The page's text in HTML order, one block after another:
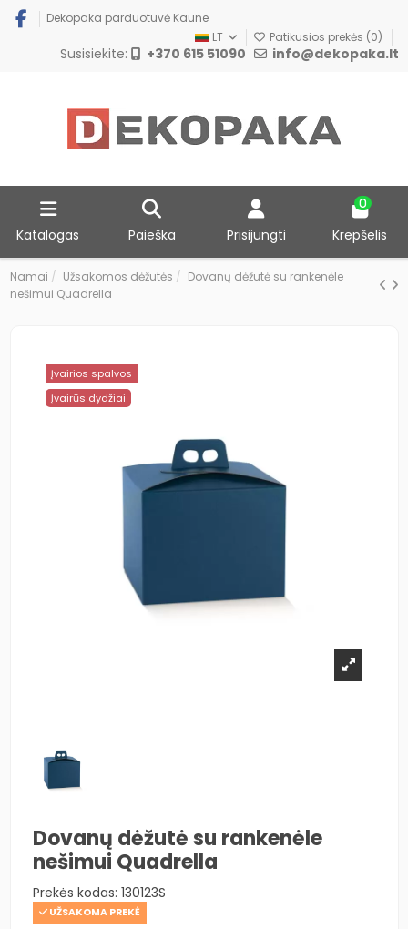
Dekopaka parduotuvė Kaune
LT
Patikusios prekės (0)
Susisiekite: +370 615 51090 info@dekopaka.lt
Katalogas Paieška Prisijungti
0
Krepšelis
Namai Užsakomos dėžutės
Dovanų dėžutė su rankenėle
nešimui Quadrella
Įvairios spalvos
Įvairūs dydžiai
Dovanų dėžutė su rankenėle
nešimui Quadrella
Prekės kodas: 130123S
UŽSAKOMA PREKĖ